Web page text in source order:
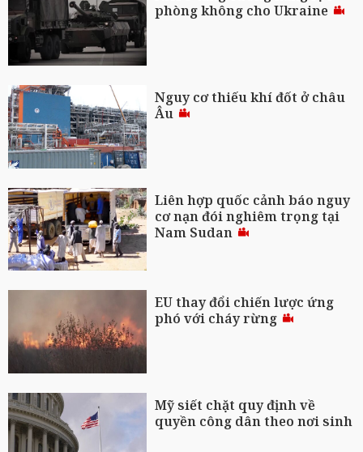
phòng không cho Ukraine
Nguy cơ thiếu khí đốt ở châu
Âu
Liên hợp quốc cảnh báo nguy
cơ nạn đói nghiêm trọng tại
Nam Sudan
EU thay đổi chiến lược ứng
phó với cháy rừng
Mỹ siết chặt quy định về
quyền công dân theo nơi sinh